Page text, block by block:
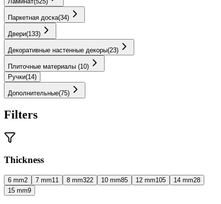
Паркетная доска(34)
Двери(133)
Декоративные настенные декоры(23)
Плиточные материалы (10)
Ручки(14)
Дополнительные(75)
Filters
Thickness
6 mm2 7 mm11 8 mm322 10 mm85 12 mm105 14 mm28
15 mm9